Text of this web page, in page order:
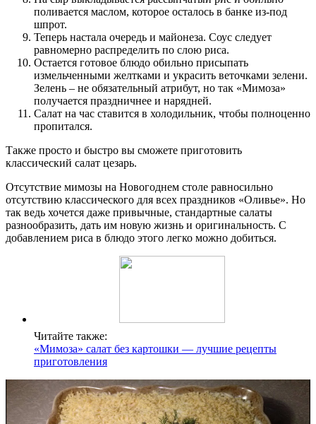
поливается маслом, которое осталось в банке из-под
шпрот.
Теперь настала очередь и майонеза. Соус следует
равномерно распределить по слою риса.
Остается готовое блюдо обильно присыпать
измельченными желтками и украсить веточками зелени.
Зелень – не обязательный атрибут, но так «Мимоза»
получается праздничнее и нарядней.
Салат на час ставится в холодильник, чтобы полноценно
пропитался.
Также просто и быстро вы сможете приготовить
классический салат цезарь.
Отсутствие мимозы на Новогоднем столе равносильно
отсутствию классического для всех праздников «Оливье». Но
так ведь хочется даже привычные, стандартные салаты
разнообразить, дать им новую жизнь и оригинальность. С
добавлением риса в блюдо этого легко можно добиться.
Читайте также:
«Мимоза» салат без картошки — лучшие рецепты
приготовления